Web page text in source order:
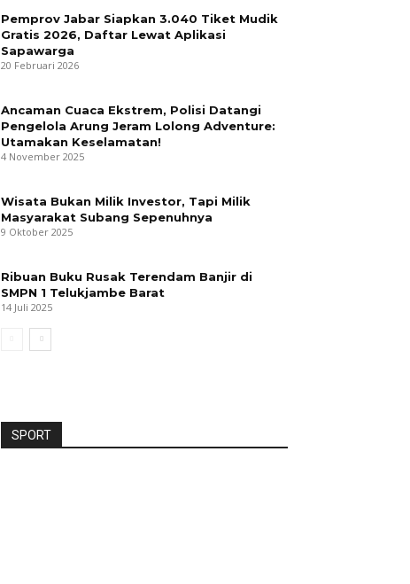
Pemprov Jabar Siapkan 3.040 Tiket Mudik
Gratis 2026, Daftar Lewat Aplikasi
Sapawarga
20 Februari 2026
Ancaman Cuaca Ekstrem, Polisi Datangi
Pengelola Arung Jeram Lolong Adventure:
Utamakan Keselamatan!
4 November 2025
Wisata Bukan Milik Investor, Tapi Milik
Masyarakat Subang Sepenuhnya
9 Oktober 2025
Ribuan Buku Rusak Terendam Banjir di
SMPN 1 Telukjambe Barat
14 Juli 2025
SPORT